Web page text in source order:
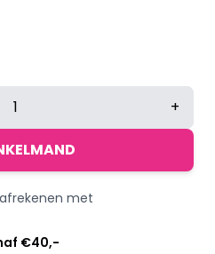
+
met
€40,-